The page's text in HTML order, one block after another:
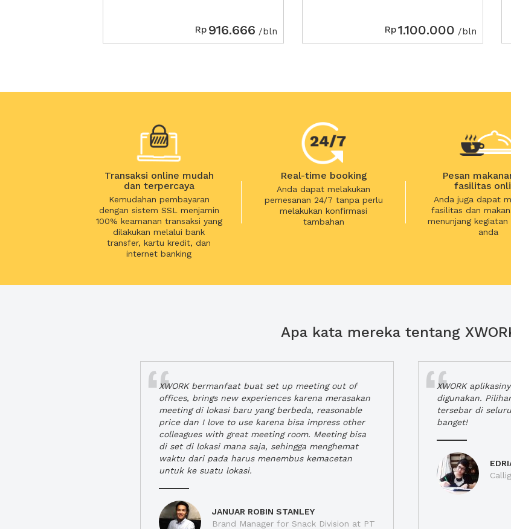
Rp 916.666 /bln Rp1.100.000 /bln
Transaksi online mudah
dan terpercaya
Kemudahan pembayaran
dengan sistem SSL menjamin
100% keamanan transaksi yang
dilakukan melalui bank
transfer, kartu kredit, dan
internet banking
Real-time booking
Anda dapat melakukan
pemesanan 24/7 tanpa perlu
melakukan konfirmasi
tambahan
Pesan
fasilitas
Anda juga dapat
fasilitas dan
menunjang
anda
Apa kata mereka tentang
XWORK bermanfaat buat set up meeting out of
offices, brings new experiences karena merasakan
meeting di lokasi baru yang berbeda, reasonable
price dan I love to use karena bisa impress other
colleagues with great meeting room. Meeting bisa
di set di lokasi mana saja, sehingga menghemat
waktu dari pada harus menembus kemacetan
untuk ke suatu lokasi.
JANUAR ROBIN STANLEY
Brand Manager for Snack Division at PT
XWORK
digunakan.
tersebar di
banget!